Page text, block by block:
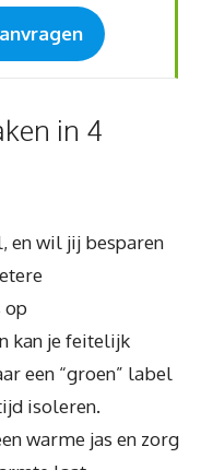
in 4
en wil jij besparen
op
kan je feitelijk
een “groen” label
isoleren.
warme jas en zorg